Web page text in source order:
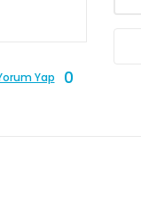
Yap 0